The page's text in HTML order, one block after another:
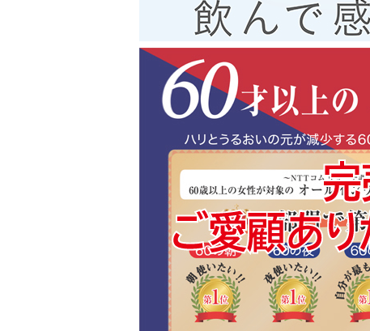
年末年始休業のお知らせ 2024年12/25
平素よりご利用いただき誠にありがとうござ
ネットショップでは以下の期間お休みとなりま
年末年始休業期間： 2024年12月26日（木）
年末年始休業期間中は、ネットショップでは
発送及びお問い合わせ・サポート業務はお休
お客様にはご迷惑をおかけし、誠に申し訳ご
ご理解・ご了承のほどよろしくお願いいたし
上記期間中にお買い上げいただきましたお品
配送日時の指定を承ることが出来かねますの
休業期間中に頂きましたご注文につきまして
2025年1月8日(水)以降、順次出荷させていた
夏季休業のお知らせ 2024.8/8
平素よりご利用いただき誠にありがとうござ
ネットショップでは以下の期間お休みとなり